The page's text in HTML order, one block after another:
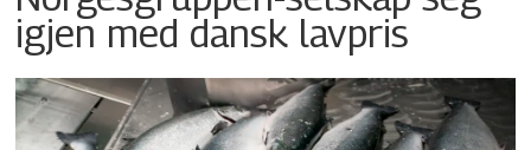
igjen med dansk lavpris